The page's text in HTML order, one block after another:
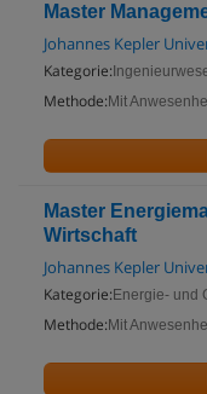
Master
Johannes Kepler
Kategorie:
Methode: Mit
Master
Wirtschaft
Johannes Kepler
Kategorie: Energie- und
Methode: Mit